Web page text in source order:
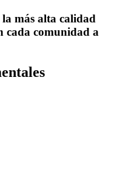
más alta calidad
cada comunidad a